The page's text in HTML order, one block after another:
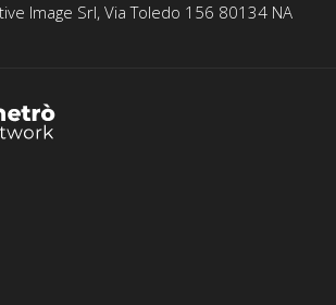
Image Srl, Via Toledo 156 80134 NA